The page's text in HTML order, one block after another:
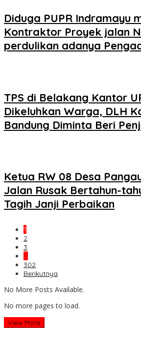
Diduga PUPR Indramayu
Kontraktor Proyek jalan
perdulikan adanya
TPS di Belakang Kantor
Dikeluhkan Warga, DLH
Bandung Diminta Beri
Ketua RW 08 Desa
Jalan Rusak Bertahun-
Tagih Janji Perbaikan
1
2
3
…
302
Berikutnya
No More Posts Available.
No more pages to load.
View More